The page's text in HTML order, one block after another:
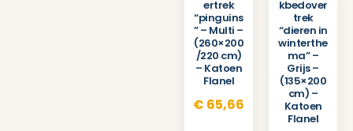
ertrek
“pinguins
” – Multi –
(260×200
/220 cm)
– Katoen
Flanel
€ 65,66
kbedover
trek
“dieren in
winterthe
ma” –
Grijs –
(135×200
cm) –
Katoen
Flanel